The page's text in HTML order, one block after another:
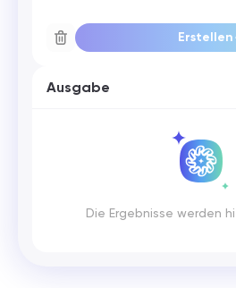
Erstellen
Ausgabe
Die Ergebnisse werden